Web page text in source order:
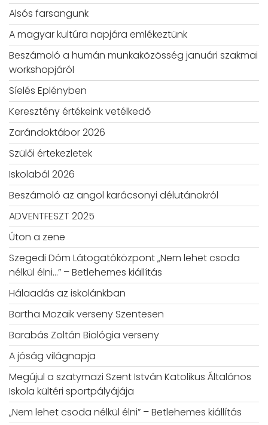
Alsós farsangunk
A magyar kultúra napjára emlékeztünk
Beszámoló a humán munkaközösség januári szakmai
workshopjáról
Síelés Eplényben
Keresztény értékeink vetélkedő
Zarándoktábor 2026
Szülői értekezletek
Iskolabál 2026
Beszámoló az angol karácsonyi délutánokról
ADVENTFESZT 2025
Úton a zene
Szegedi Dóm Látogatóközpont „Nem lehet csoda
nélkül élni…” – Betlehemes kiállítás
Hálaadás az iskolánkban
Bartha Mozaik verseny Szentesen
Barabás Zoltán Biológia verseny
A jóság világnapja
Megújul a szatymazi Szent István Katolikus Általános
Iskola kültéri sportpályájája
„Nem lehet csoda nélkül élni” – Betlehemes kiállítás